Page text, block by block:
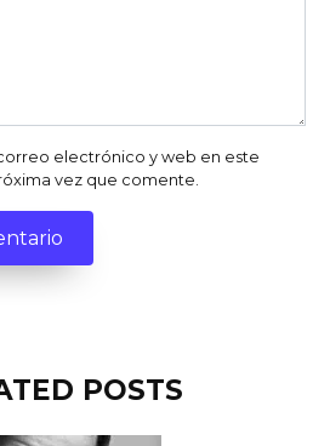
electrónico y web en este
vez que comente.
POSTS